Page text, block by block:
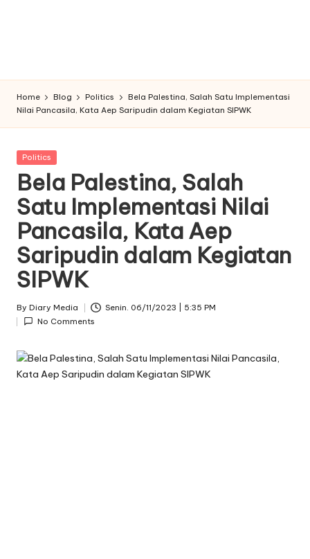
Home Blog Politics
Bela Palestina, Salah Satu Implementasi
Nilai Pancasila, Kata Aep Saripudin dalam Kegiatan SIPWK
Posted
Politics
Bela Palestina, Salah
Satu Implementasi Nilai
Pancasila, Kata Aep
Saripudin dalam Kegiatan
SIPWK
Posted
by
By Diary Media
Senin. 06/11/2023 | 5:35 PM
No Comments